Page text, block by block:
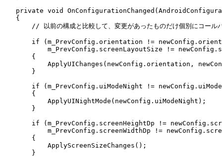
    private
void OnConfigurationChanged (
    {
// 以前の構成と比較して、変更があったものだけ個別にコール
        if
(m_PrevConfig . orientation != newConfig .
            m_PrevConfig
. screenLayoutSize != newConfig .
        {
            ApplyUIChanges
( newConfig . orientation ,
        }
        if
(m_PrevConfig . uiModeNight != newConfig .
        {
            ApplyUINightMode
( newConfig . uiModeNight );
        }
        if
(m_PrevConfig . screenHeightDp != newConfig .
            m_PrevConfig
. screenWidthDp != newConfig .
        {
            ApplyScreenSizeChanges
();
        }